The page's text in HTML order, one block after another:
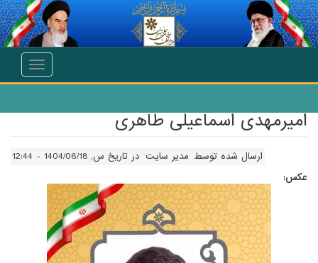
انتقال به محتوای اصلی
Toggle
امیرمهدی اسماعیلی طاهری
ارسال شده توسط مدیر سایت در تاریخ س, 1404/06/18 - 12:44
عکس: